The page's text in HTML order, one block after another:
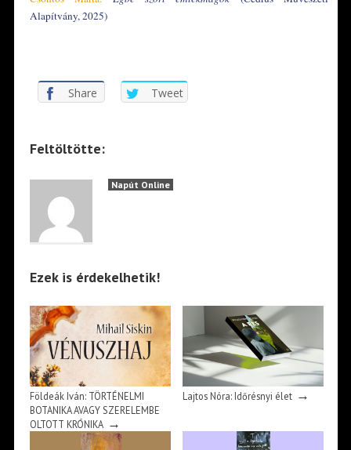
Alapítvány, 2025)
Share Tweet
Feltöltötte:
Napút Online
Ezek is érdekelhetik!
Földeák Iván: TÖRTÉNELMI
BOTANIKA AVAGY SZERELEMBE
OLTOTT KRÓNIKA→
Lajtos Nóra: Időrésnyi élet→